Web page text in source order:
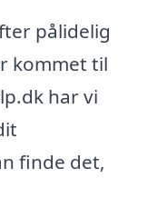
pålidelig
kommet til
har vi
finde det,